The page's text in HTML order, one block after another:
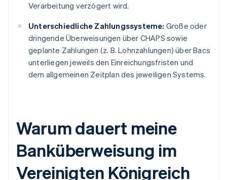
Verarbeitung verzögert wird.
Unterschiedliche Zahlungssysteme: Große oder
dringende Überweisungen über CHAPS sowie
geplante Zahlungen (z. B. Lohnzahlungen) über Bacs
unterliegen jeweils den Einreichungsfristen und
dem allgemeinen Zeitplan des jeweiligen Systems.
Warum dauert meine
Banküberweisung im
Vereinigten Königreich